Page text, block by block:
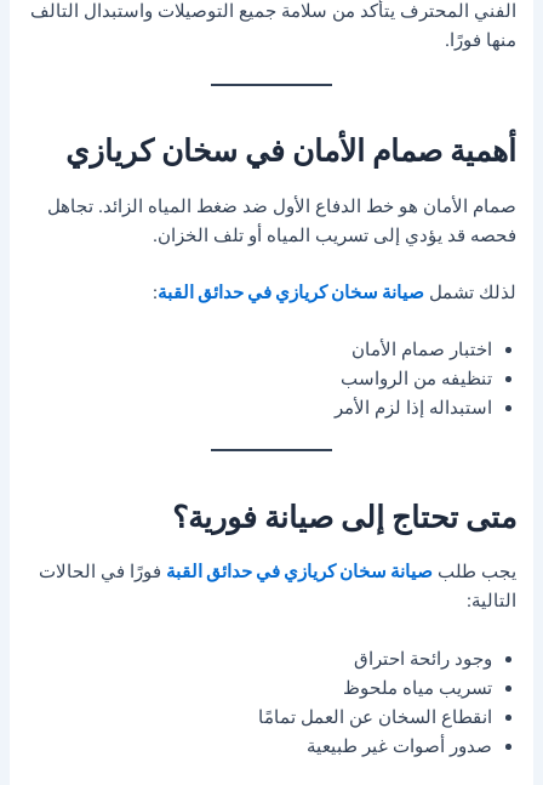
الفني المحترف يتأكد من سلامة جميع التوصيلات واستبدال التالف
منها فورًا.
أهمية صمام الأمان في سخان كريازي
صمام الأمان هو خط الدفاع الأول ضد ضغط المياه الزائد. تجاهل
فحصه قد يؤدي إلى تسريب المياه أو تلف الخزان.
لذلك تشملصيانة سخان كريازي في حدائق القبة:
اختبار صمام الأمان
تنظيفه من الرواسب
استبداله إذا لزم الأمر
متى تحتاج إلى صيانة فورية؟
يجب طلبصيانة سخان كريازي في حدائق القبة فورًا في الحالات
التالية:
وجود رائحة احتراق
تسريب مياه ملحوظ
انقطاع السخان عن العمل تمامًا
صدور أصوات غير طبيعية